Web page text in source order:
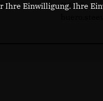
E-Mail:
Ihre Einwilligung. Ihre